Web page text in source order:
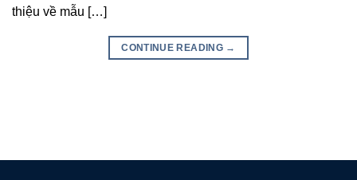
thiệu về mẫu […]
CONTINUE READING →